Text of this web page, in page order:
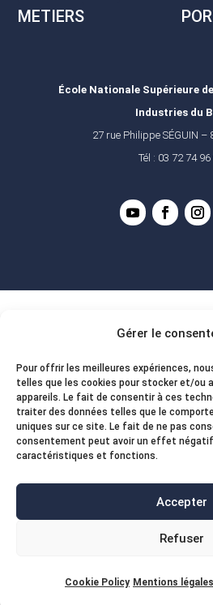
Gérer le
Pour offrir les meilleures expériences,
telles que les cookies pour stocker et/ou
appareils. Le fait de consentir à ces
traiter des données telles que le
uniques sur ce site. Le fait de ne pas
consentement peut avoir un effet
caractéristiques et fonctions.
Accepter
Refuser
Cookie Policy Mentions légales
METIERS
École Nationale Supérieure
Industries du
27 rue Philippe SÉGUIN –
Tél : 03 72 74 96